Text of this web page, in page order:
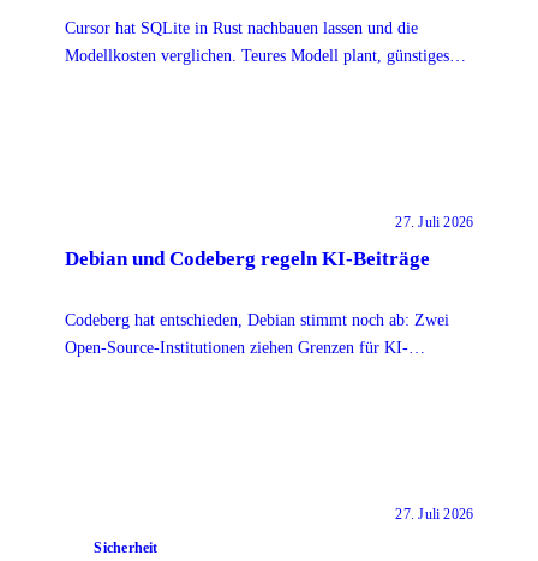
Cursor hat SQLite in Rust nachbauen lassen und die
Modellkosten verglichen. Teures Modell plant, günstiges
27. Juli 2026
Debian und Codeberg regeln KI-Beiträge
Codeberg hat entschieden, Debian stimmt noch ab: Zwei
Open-Source-Institutionen ziehen Grenzen für KI-
27. Juli 2026
Sicherheit